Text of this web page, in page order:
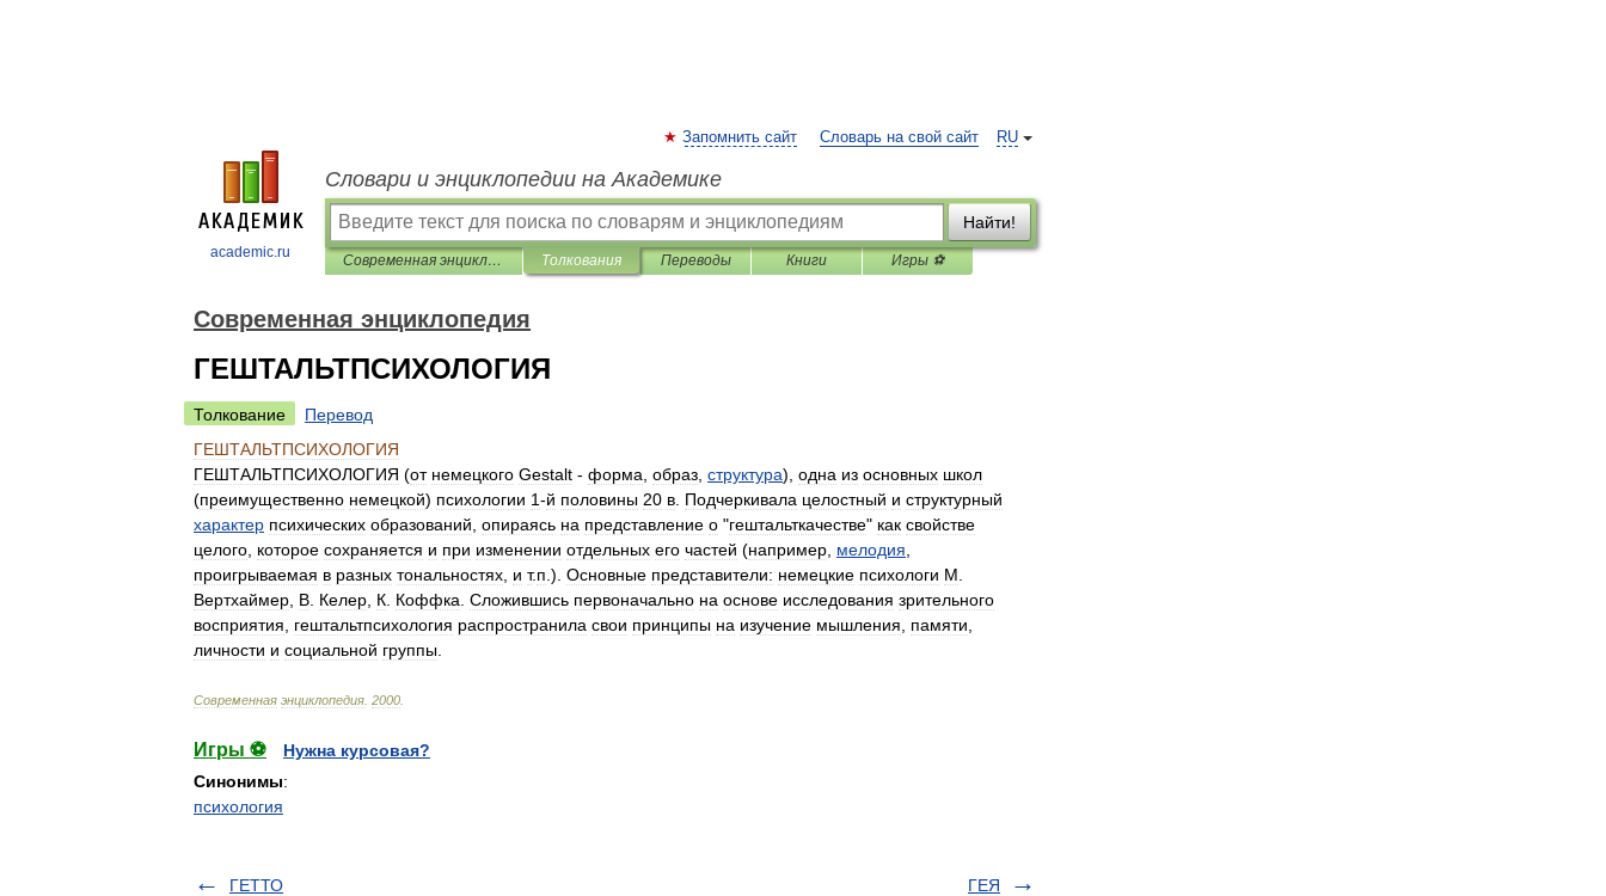
academic.ru
RU
Запомнить сайт Словарь на свой сайт
Словари и энциклопедии на Академике
Найти!
Современная энциклопедия Толкования Переводы Книги Игры ⚽
Современная энциклопедия
ГЕШТАЛЬТПСИХОЛОГИЯ
Толкование
Перевод
ГЕШТАЛЬТПСИХОЛОГИЯ
ГЕШТАЛЬТПСИХОЛОГИЯ (от немецкого Gestalt - форма образ структура), одна из основных школ
(преимущественно немецкой) психологии 1-й половины 20 в Подчеркивала целостный и структурный
характер психических образований опираясь на представление о "гештальткачестве" как свойстве
целого которое сохраняется и при изменении отдельных его частей (например мелодия
проигрываемая в разных тональностях и т.п .). Основные представители: немецкие психологи М
Вертхаймер В Келер К Коффка Сложившись первоначально на основе исследования зрительного
восприятия
гештальтпсихология распространила свои принципы на изучение мышления памяти
личности и социальной группы
Современная энциклопедия 2000
Игры ⚽
Нужна курсовая?
Синонимы:
психология
ГЕТТО ГЕЯ